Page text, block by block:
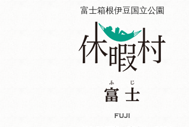
富士箱根伊豆国立公園